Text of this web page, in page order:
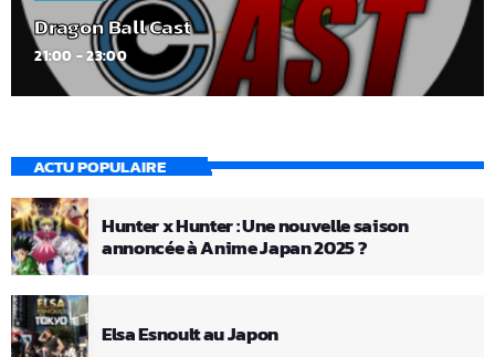
Dragon Ball Cast
21:00 - 23:00
ACTU POPULAIRE
Hunter x Hunter : Une nouvelle saison
annoncée à Anime Japan 2025 ?
Elsa Esnoult au Japon